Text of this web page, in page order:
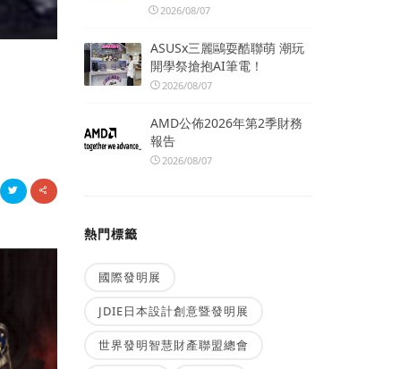
2026/08/07
ASUSx三麗鷗耍酷聯萌 潮玩
開學祭搶抱AI筆電！
2026/08/07
AMD公佈2026年第2季財務
報告
2026/08/07
熱門標籤
國際發明展
JDIE日本設計創意暨發明展
世界發明智慧財產聯盟總會